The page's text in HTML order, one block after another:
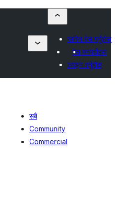
प्लगिन पेस गर्नुहोस्
मेरा मनपर्दोहरू
लगइन गर्नुहोस्
सबै
Community
Commercial